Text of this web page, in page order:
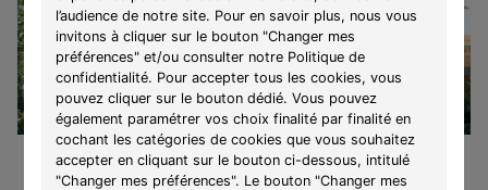
l’audience de notre site. Pour en savoir plus, nous vous
invitons à cliquer sur le bouton "Changer mes
préférences" et/ou consulter notre Politique de
confidentialité. Pour accepter tous les cookies, vous
pouvez cliquer sur le bouton dédié. Vous pouvez
également paramétrer vos choix finalité par finalité en
cochant les catégories de cookies que vous souhaitez
accepter en cliquant sur le bouton ci-dessous, intitulé
"Changer mes préférences". Le bouton "Changer mes
Saint-Vincent-de-Paul (33440)
Du T1 au T2
À partir de 135 000 €
6 lots disponibles